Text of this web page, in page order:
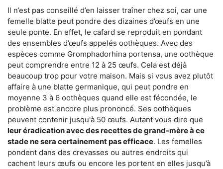
Il n’est pas conseillé d’en laisser traîner chez soi, car une
femelle blatte peut pondre des dizaines d’œufs en une
seule ponte. En effet, le cafard se reproduit en pondant
des ensembles d’œufs appelés oothèques. Avec des
espèces comme Gromphadorhina portensa, une oothèque
peut comprendre entre 12 à 25 œufs. Cela est déjà
beaucoup trop pour votre maison. Mais si vous avez plutôt
affaire à une blatte germanique, qui peut pondre en
moyenne 3 à 6 oothèques quand elle est fécondée, le
problème est encore plus prononcé. Ses oothèques
peuvent contenir jusqu'à 50 œufs. Autant vous dire que
leur éradication avec des recettes de grand-mère à ce
stade ne sera certainement pas efficace. Les femelles
pondent dans des crevasses ou autres endroits qui
cachent leurs œufs ou encore les portent en elles jusqu’à